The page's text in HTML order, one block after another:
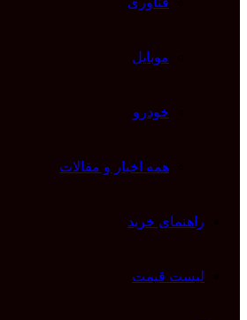
موبایل
خودرو
همه اخبار و مقالات
راهنمای خرید
لیست قیمت